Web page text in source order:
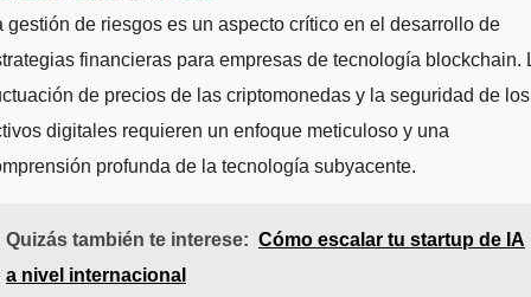
gestión de riesgos es un aspecto crítico en el desarrollo de
financieras para empresas de tecnología blockchain.
de precios de las criptomonedas y la seguridad de los
digitales requieren un enfoque meticuloso y una
profunda de la tecnología subyacente.
Quizás también te interese: Cómo escalar tu startup de IA
a nivel internacional